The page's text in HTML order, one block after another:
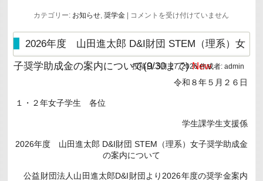
カテゴリー: お知らせ ,奨学金
2027
度
読
売
育
英
て
New
は
コメントを受け付けていません
2026年度 山田進太郎 D&I財団 STEM（理系）女
子奨学助成金の案内について(9/30まで)New
投稿日: 5月 27, 2026 作成者: admin
令和８年５月２６日
１・２年女子学生 各位
学生課学生支援係
2026年度 山田進太郎 D&I財団 STEM（理系）女子奨学助成金
の案内について
公益財団法人山田進太郎D&I財団より2026年度の奨学金案内